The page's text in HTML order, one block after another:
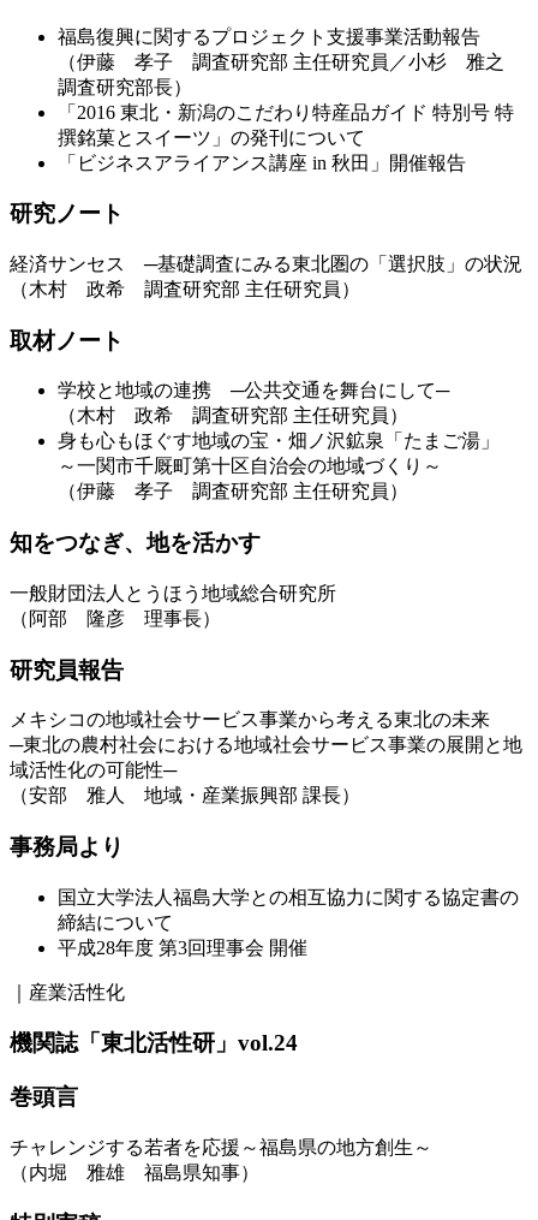
福島復興に関するプロジェクト支援事業活動報告
（伊藤 孝子 調査研究部 主任研究員／小杉 雅之
調査研究部長）
「2016 東北・新潟のこだわり特産品ガイド 特別号 特
撰銘菓とスイーツ」の発刊について
「ビジネスアライアンス講座 in 秋田」開催報告
研究ノート
経済サンセス ─基礎調査にみる東北圏の「選択肢」の状況
（木村 政希 調査研究部 主任研究員）
取材ノート
学校と地域の連携 ─公共交通を舞台にして─
（木村 政希 調査研究部 主任研究員）
身も心もほぐす地域の宝・畑ノ沢鉱泉「たまご湯」
～一関市千厩町第十区自治会の地域づくり～
（伊藤 孝子 調査研究部 主任研究員）
知をつなぎ、地を活かす
一般財団法人とうほう地域総合研究所
（阿部 隆彦 理事長）
研究員報告
メキシコの地域社会サービス事業から考える東北の未来
─東北の農村社会における地域社会サービス事業の展開と地
域活性化の可能性─
（安部 雅人 地域・産業振興部 課長）
事務局より
国立大学法人福島大学との相互協力に関する協定書の
締結について
平成28年度 第3回理事会 開催
｜産業活性化
機関誌「東北活性研」vol.24
巻頭言
チャレンジする若者を応援～福島県の地方創生～
（内堀 雅雄 福島県知事）